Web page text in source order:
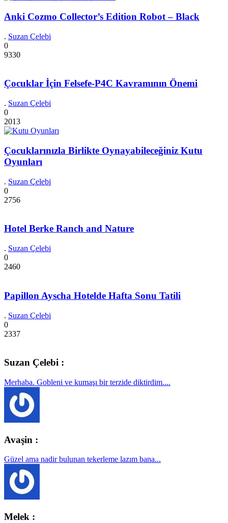
Anki Cozmo Collector’s Edition Robot – Black
. Suzan Çelebi
0
9330
Çocuklar İçin Felsefe-P4C Kavramının Önemi
. Suzan Çelebi
0
2013
Çocuklarınızla Birlikte Oynayabileceğiniz Kutu
Oyunları
. Suzan Çelebi
0
2756
Hotel Berke Ranch and Nature
. Suzan Çelebi
0
2460
Papillon Ayscha Hotelde Hafta Sonu Tatili
. Suzan Çelebi
0
2337
Suzan Çelebi :
Merhaba. Gobleni ve kumaşı bir terzide diktirdim....
Avaşin :
Güzel ama nadir bulunan tekerleme lazım bana...
Melek :